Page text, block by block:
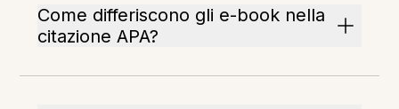
Come differiscono gli e-book nella
citazione APA?